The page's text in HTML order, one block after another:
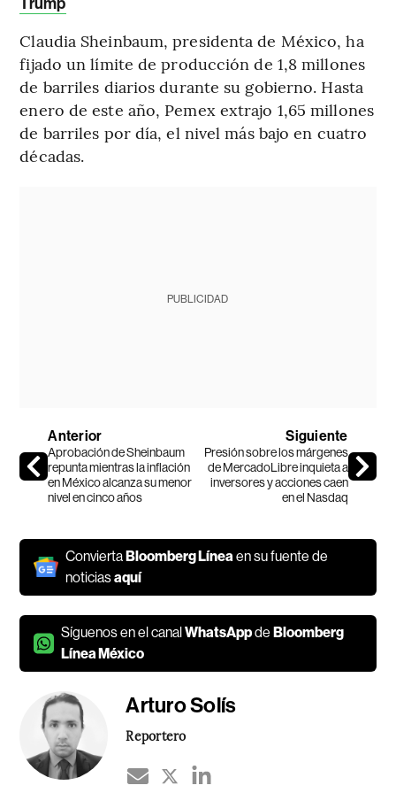
Claudia Sheinbaum, presidenta de México, ha
fijado un límite de producción de 1,8 millones
de barriles diarios durante su gobierno. Hasta
enero de este año, Pemex extrajo 1,65 millones
de barriles por día, el nivel más bajo en cuatro
décadas.
PUBLICIDAD
Anterior
Aprobación de Sheinbaum
repunta mientras la inflación
en México alcanza su menor
nivel en cinco años
Siguiente
Presión sobre los márgenes
de MercadoLibre inquieta a
inversores y acciones caen
en el Nasdaq
ConviertaBloomberg Línea en su fuente de
noticiasaquí
Síguenos en el canalWhatsAppdeBloomberg
Línea México
Arturo Solís
Reportero